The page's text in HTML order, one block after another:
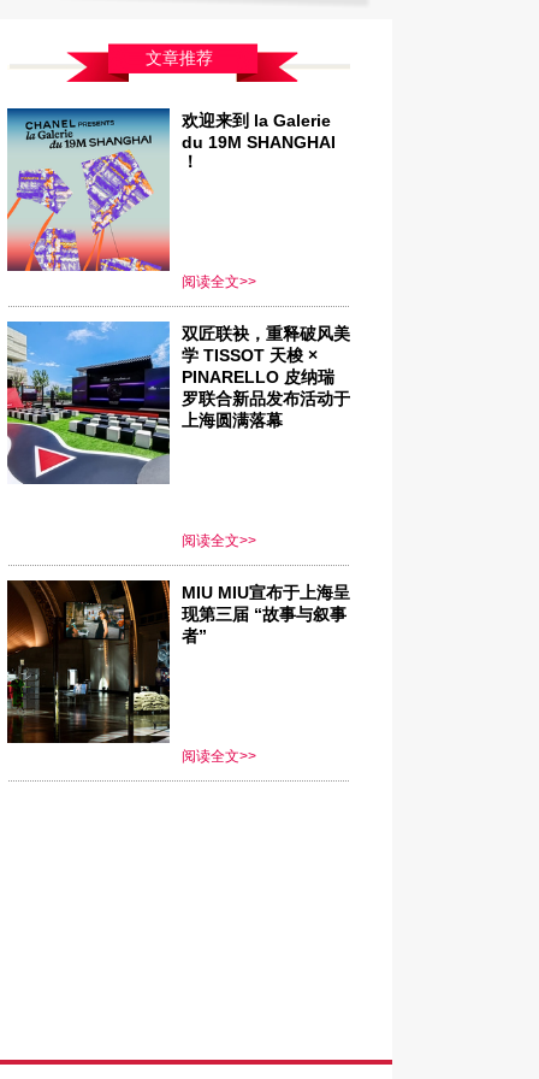
文章推荐
欢迎来到 la Galerie
du 19M SHANGHAI
！
阅读全文>>
双匠联袂，重释破风美
学 TISSOT 天梭 ×
PINARELLO 皮纳瑞
罗联合新品发布活动于
上海圆满落幕
阅读全文>>
MIU MIU宣布于上海呈
现第三届 “故事与叙事
者”
阅读全文>>